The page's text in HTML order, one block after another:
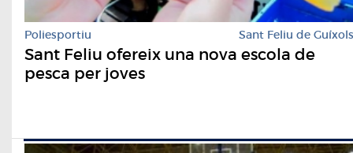
Poliesportiu Sant Feliu de Guíxols
Sant Feliu ofereix una nova escola de
pesca per joves